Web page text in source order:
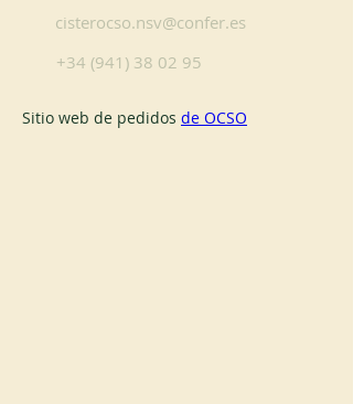
cisterocso.nsv@confer.es
+34 (941) 38 02 95
Sitio web de pedidos de OCSO